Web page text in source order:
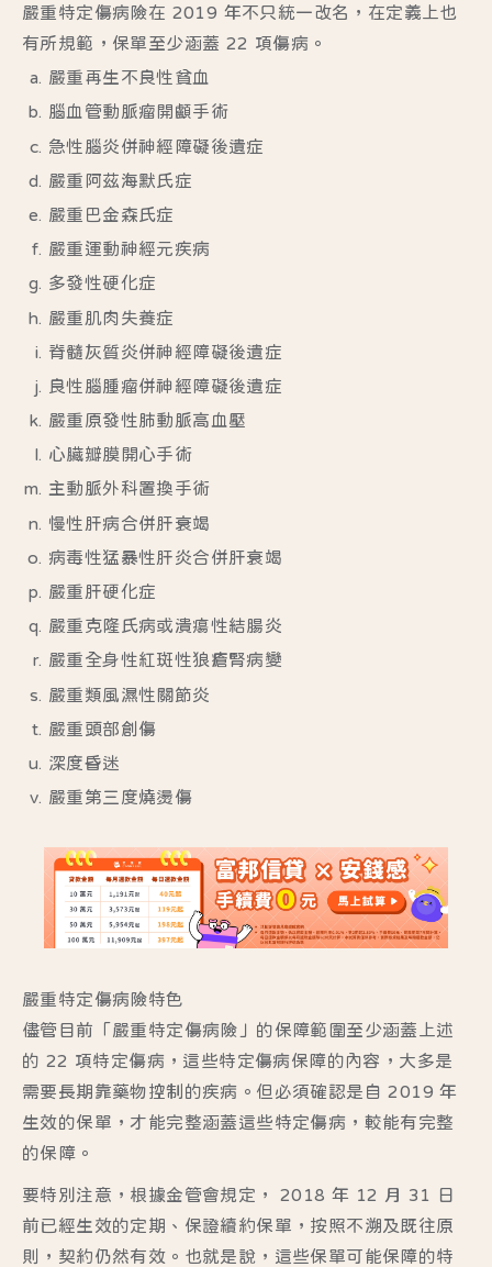
嚴重特定傷病險在 2019 年不只統一改名，在定義上也
有所規範，保單至少涵蓋 22 項傷病。
嚴重再生不良性貧血
腦血管動脈瘤開顱手術
急性腦炎併神經障礙後遺症
嚴重阿茲海默氏症
嚴重巴金森氏症
嚴重運動神經元疾病
多發性硬化症
嚴重肌肉失養症
脊髓灰質炎併神經障礙後遺症
良性腦腫瘤併神經障礙後遺症
嚴重原發性肺動脈高血壓
心臟瓣膜開心手術
主動脈外科置換手術
慢性肝病合併肝衰竭
病毒性猛暴性肝炎合併肝衰竭
嚴重肝硬化症
嚴重克隆氏病或潰瘍性結腸炎
嚴重全身性紅斑性狼瘡腎病變
嚴重類風濕性關節炎
嚴重頭部創傷
深度昏迷
嚴重第三度燒燙傷
嚴重特定傷病險特色
儘管目前「嚴重特定傷病險」的保障範圍至少涵蓋上述
的 22 項特定傷病，這些特定傷病保障的內容，大多是
需要長期靠藥物控制的疾病。但必須確認是自 2019 年
生效的保單，才能完整涵蓋這些特定傷病，較能有完整
的保障。
要特別注意，根據金管會規定， 2018 年 12 月 31 日
前已經生效的定期、保證續約保單，按照不溯及既往原
則，契約仍然有效。也就是說，這些保單可能保障的特